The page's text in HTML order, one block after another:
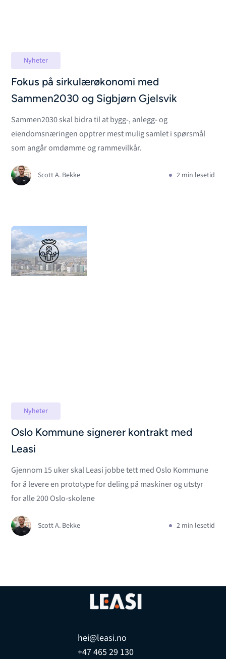
Nyheter
Fokus på sirkulærøkonomi med
Sammen2030 og Sigbjørn Gjelsvik
Sammen2030 skal bidra til at bygg-, anlegg- og
eiendomsnæringen opptrer mest mulig samlet i spørsmål
som angår omdømme og rammevilkår.
Scott A. Bekke 2 min lesetid
Nyheter
Oslo Kommune signerer kontrakt med
Leasi
Gjennom 15 uker skal Leasi jobbe tett med Oslo Kommune
for å levere en prototype for deling på maskiner og utstyr
for alle 200 Oslo-skolene
Scott A. Bekke 2 min lesetid
hei@leasi.no
+47 465 29 130